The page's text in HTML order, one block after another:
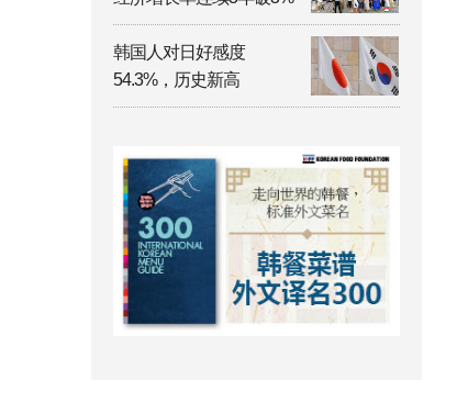
韩国人对日好感度
54.3%，历史新高